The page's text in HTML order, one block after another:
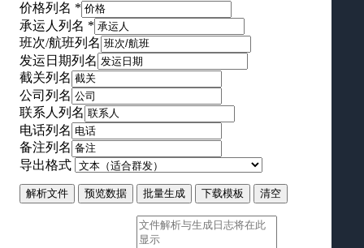
价格列名 *
承运人列名 *
班次/航班列名
发运日期列名
截关列名
公司列名
联系人列名
电话列名
备注列名
导出格式
解析文件 预览数据 批量生成 下载模板 清空